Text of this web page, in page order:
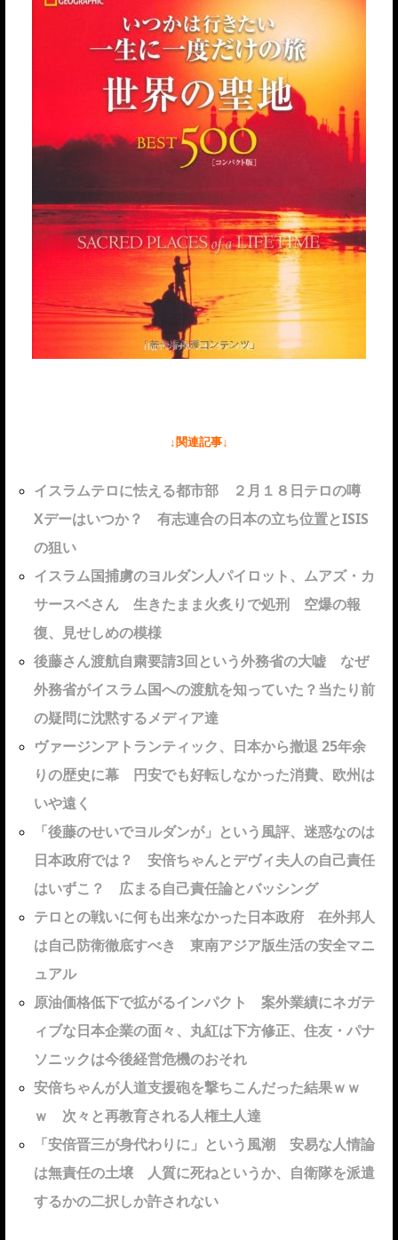
↓関連記事↓
イスラムテロに怯える都市部 ２月１８日テロの噂
Xデーはいつか？ 有志連合の日本の立ち位置とISIS
の狙い
イスラム国捕虜のヨルダン人パイロット、ムアズ・カ
サースベさん 生きたまま火炙りで処刑 空爆の報
復、見せしめの模様
後藤さん渡航自粛要請3回という外務省の大嘘 なぜ
外務省がイスラム国への渡航を知っていた？当たり前
の疑問に沈黙するメディア達
ヴァージンアトランティック、日本から撤退 25年余
りの歴史に幕 円安でも好転しなかった消費、欧州は
いや遠く
「後藤のせいでヨルダンが」という風評、迷惑なのは
日本政府では？ 安倍ちゃんとデヴィ夫人の自己責任
はいずこ？ 広まる自己責任論とバッシング
テロとの戦いに何も出来なかった日本政府 在外邦人
は自己防衛徹底すべき 東南アジア版生活の安全マニ
ュアル
原油価格低下で拡がるインパクト 案外業績にネガテ
ィブな日本企業の面々、丸紅は下方修正、住友・パナ
ソニックは今後経営危機のおそれ
安倍ちゃんが人道支援砲を撃ちこんだった結果ｗｗ
ｗ 次々と再教育される人権土人達
「安倍晋三が身代わりに」という風潮 安易な人情論
は無責任の土壌 人質に死ねというか、自衛隊を派遣
するかの二択しか許されない